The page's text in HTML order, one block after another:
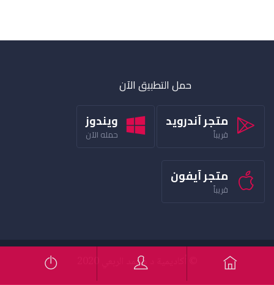
حمل التطبيق الآن
متجر آندرويد
قريباً
ويندوز
حمله الآن
متجر آيفون
قريباً
© أكاديمية د محمد الربعي 2020